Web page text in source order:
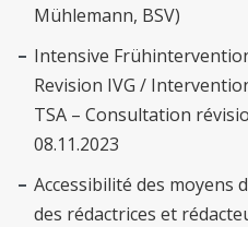
Mühlemann, BSV)
Intensive
Revision IVG /
TSA – Consultation
08.11.2023
Accessibilité des moyens
des rédactrices et